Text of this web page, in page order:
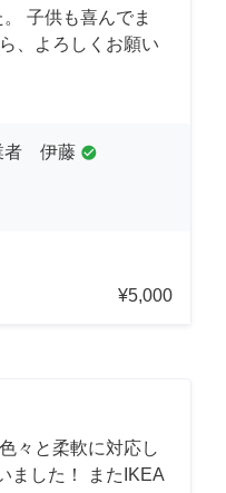
。 子供も喜んでま
、よろしくお願い
者 伊藤 check_circle
¥5,000
々と柔軟に対応し
ました！ またIKEA